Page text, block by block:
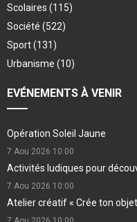
Scolaires (115)
Société (522)
Sport(131)
Urbanisme (10)
EVÉNEMENTS À VENIR
Opération Soleil Jaune
7 Aou 2026 10:00
Activités ludiques pour
7 Aou 2026 10:00
Atelier créatif « Crée ton